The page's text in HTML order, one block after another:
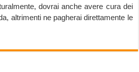
dovrai anche avere cura dei
altrimenti ne pagherai direttamente le